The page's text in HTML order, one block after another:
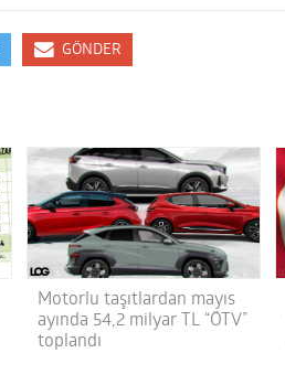
GÖNDER
Motorlu taşıtlardan mayıs
ayında 54,2 milyar TL “ÖTV”
toplandı